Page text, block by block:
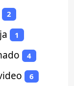
2
1
4
6